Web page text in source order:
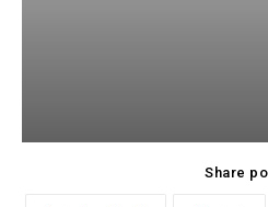
Share